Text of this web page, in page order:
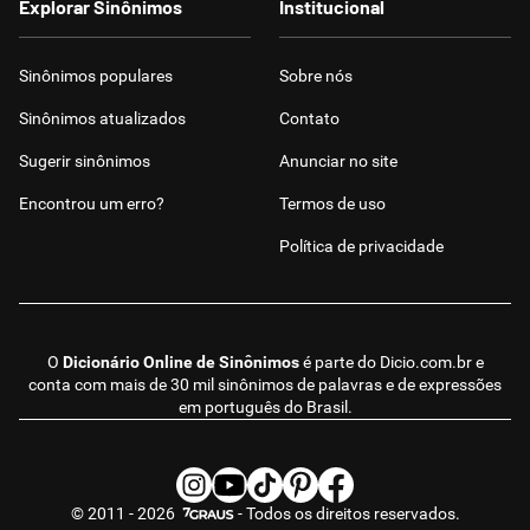
O Dicionário Online de Sinônimosé parte do Dicio.com.bre
conta com mais de 30 mil sinônimos de palavras e de expressões
em português do Brasil.
Explorar Sinônimos
Sinônimos populares
Sinônimos atualizados
Sugerir sinônimos
Encontrou um erro?
Institucional
Sobre nós
Contato
Anunciar no site
Termos de uso
Política de privacidade
© 2011 - 2026 - Todos os direitos reservados.